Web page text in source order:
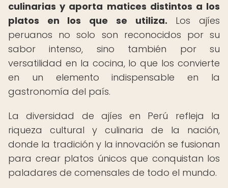
culinarias y aporta matices distintos a los
platos en los que se utiliza. Los ajíes
peruanos no solo son reconocidos por su
sabor intenso, sino también por su
versatilidad en la cocina, lo que los convierte
en un elemento indispensable en la
gastronomía del país.
La diversidad de ajíes en Perú refleja la
riqueza cultural y culinaria de la nación,
donde la tradición y la innovación se fusionan
para crear platos únicos que conquistan los
paladares de comensales de todo el mundo.